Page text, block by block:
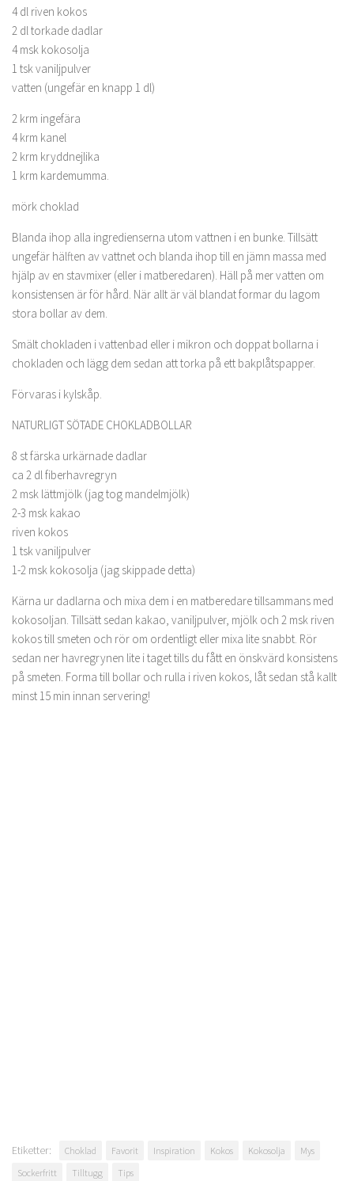
4 dl riven kokos
2 dl torkade dadlar
4 msk kokosolja
1 tsk vaniljpulver
vatten (ungefär en knapp 1 dl)
2 krm ingefära
4 krm kanel
2 krm kryddnejlika
1 krm kardemumma.
mörk choklad
Blanda ihop alla ingredienserna utom vattnen i en bunke. Tillsätt
ungefär hälften av vattnet och blanda ihop till en jämn massa med
hjälp av en stavmixer (eller i matberedaren). Häll på mer vatten om
konsistensen är för hård. När allt är väl blandat formar du lagom
stora bollar av dem.
Smält chokladen i vattenbad eller i mikron och doppat bollarna i
chokladen och lägg dem sedan att torka på ett bakplåtspapper.
Förvaras i kylskåp.
NATURLIGT SÖTADE CHOKLADBOLLAR
8 st färska urkärnade dadlar
ca 2 dl fiberhavregryn
2 msk lättmjölk (jag tog mandelmjölk)
2-3 msk kakao
riven kokos
1 tsk vaniljpulver
1-2 msk kokosolja (jag skippade detta)
Kärna ur dadlarna och mixa dem i en matberedare tillsammans med
kokosoljan. Tillsätt sedan kakao, vaniljpulver, mjölk och 2 msk riven
kokos till smeten och rör om ordentligt eller mixa lite snabbt. Rör
sedan ner havregrynen lite i taget tills du fått en önskvärd konsistens
på smeten. Forma till bollar och rulla i riven kokos, låt sedan stå kallt
minst 15 min innan servering!
Etiketter: Choklad Favorit Inspiration Kokos Kokosolja
Mys
Sockerfritt
Tilltugg Tips